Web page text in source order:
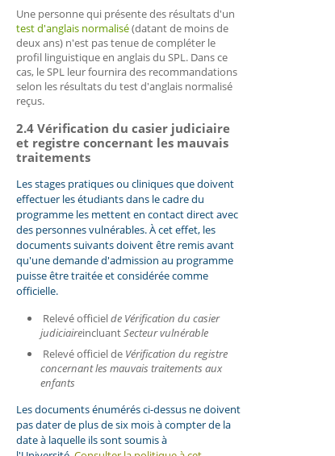
Une personne qui présente des résultats d'un
test d'anglais normalisé(datant de moins de
deux ans) n'est pas tenue de compléter le
profil linguistique en anglais du SPL. Dans ce
cas, le SPL leur fournira des recommandations
selon les résultats du test d'anglais normalisé
reçus.
2.4 Vérification du casier judiciaire
et registre concernant les mauvais
traitements
Les stages pratiques ou cliniques que doivent
effectuer les étudiants dans le cadre du
programme les mettent en contact direct avec
des personnes vulnérables. À cet effet, les
documents suivants doivent être remis avant
qu'une demande d'admission au programme
puisse être traitée et considérée comme
officielle.
Relevé officielde Vérification du casier
judiciaireincluantSecteur vulnérable
Relevé officiel de Vérification du registre
concernant les mauvais traitements aux
enfants
Les documents énumérés ci-dessus ne doivent
pas dater de plus de six mois à compter de la
date à laquelle ils sont soumis à